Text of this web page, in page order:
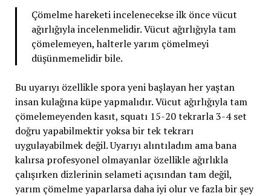
Çömelme hareketi incelenecekse ilk önce vücut
ağırlığıyla incelenmelidir. Vücut ağırlığıyla tam
çömelemeyen, halterle yarım çömelmeyi
düşünmemelidir bile.
Bu uyarıyı özellikle spora yeni başlayan her yaştan
insan kulağına küpe yapmalıdır. Vücut ağırlığıyla tam
çömelemeyenden kasıt, squatı 15-20 tekrarla 3-4 set
doğru yapabilmektir yoksa bir tek tekrarı
uygulayabilmek değil. Uyarıyı alıntıladım ama bana
kalırsa profesyonel olmayanlar özellikle ağırlıkla
çalışırken dizlerinin selameti açısından tam değil,
yarım çömelme yaparlarsa daha iyi olur ve fazla bir şey